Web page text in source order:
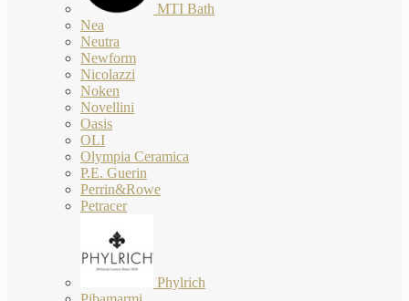
MTI Bath
Nea
Neutra
Newform
Nicolazzi
Noken
Novellini
Oasis
OLI
Olympia Ceramica
P.E. Guerin
Perrin&Rowe
Petracer
Phylrich